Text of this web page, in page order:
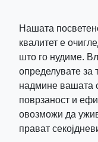
Нашата
квалитет е
што го нудиме.
определувате за
надмине вашата
поврзаност и
овозможи да
прават